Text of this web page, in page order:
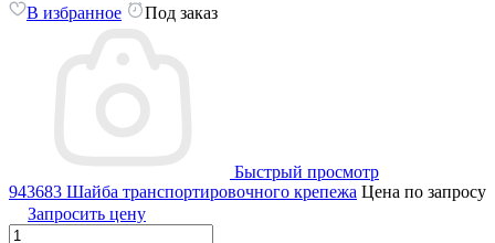
В избранное
Под заказ
Быстрый просмотр
943683 Шайба транспортировочного крепежа Цена по запросу
Запросить цену